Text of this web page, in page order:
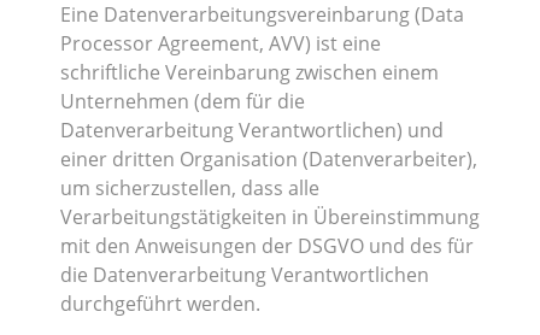
Eine Datenverarbeitungsvereinbarung (Data
Processor Agreement, AVV) ist eine
schriftliche Vereinbarung zwischen einem
Unternehmen (dem für die
Datenverarbeitung Verantwortlichen) und
einer dritten Organisation (Datenverarbeiter),
um sicherzustellen, dass alle
Verarbeitungstätigkeiten in Übereinstimmung
mit den Anweisungen der DSGVO und des für
die Datenverarbeitung Verantwortlichen
durchgeführt werden.